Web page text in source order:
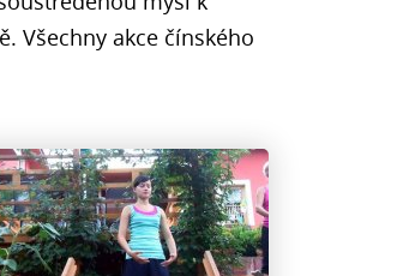
Všechny akce čínského